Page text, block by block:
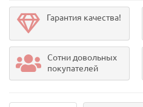
Гарантия качества!
Сотни довольных
покупателей